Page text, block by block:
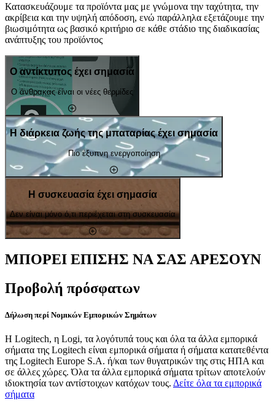
Κατασκευάζουμε τα προϊόντα μας με γνώμονα την ταχύτητα, την
ακρίβεια και την υψηλή απόδοση, ενώ παράλληλα εξετάζουμε την
βιωσιμότητα ως βασικό κριτήριο σε κάθε στάδιο της διαδικασίας
ανάπτυξης του προϊόντος
Ο αντίκτυπος έχει σημασία
Ο άνθρακας είναι οι νέες θερμίδες
Η διάρκεια ζωής της μπαταρίας έχει σημασία
Πιο έξυπνη ενεργοποίηση
Η συσκευασία έχει σημασία
Δεν είναι μόνο ό,τι περιέχεται στη συσκευασία
ΜΠΟΡΕΙ ΕΠΙΣΗΣ ΝΑ ΣΑΣ ΑΡΕΣΟΥΝ
Προβολή πρόσφατων
Δήλωση περί Νομικών Εμπορικών Σημάτων
Η Logitech, η Logi, τα λογότυπά τους και όλα τα άλλα εμπορικά
σήματα της Logitech είναι εμπορικά σήματα ή σήματα κατατεθέντα
της Logitech Europe S.A. ή/και των θυγατρικών της στις ΗΠΑ και
σε άλλες χώρες. Όλα τα άλλα εμπορικά σήματα τρίτων αποτελούν
ιδιοκτησία των αντίστοιχων κατόχων τους. Δείτε όλα τα εμπορικά
σήματα